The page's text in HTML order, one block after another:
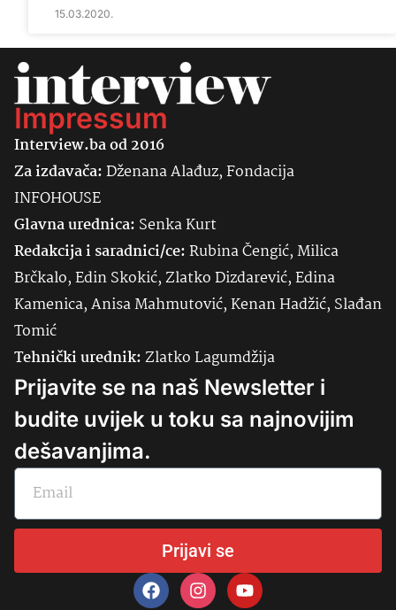
15.03.2020.
Impressum
Interview.ba od 2016
Za izdavača:Dženana Alađuz, Fondacija
INFOHOUSE
Glavna urednica: SenkaKurt
Redakcija i saradnici/ce:Rubina Čengić, Milica
Brčkalo, Edin Skokić, Zlatko Dizdarević, Edina
Kamenica, Anisa Mahmutović, Kenan Hadžić, Slađan
Tomić
Tehnički urednik:Zlatko Lagumdžija
Prijavite se na naš Newsletter i
budite uvijek u toku sa najnovijim
dešavanjima.
Prijavi se